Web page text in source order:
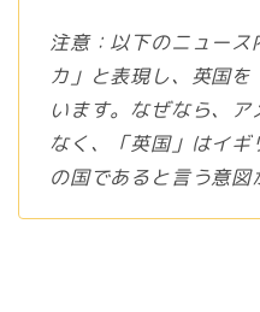
注意：以下のニュー
カ」と表現し、英国
います。なぜなら、
なく、「英国」はイ
の国であると言う意図